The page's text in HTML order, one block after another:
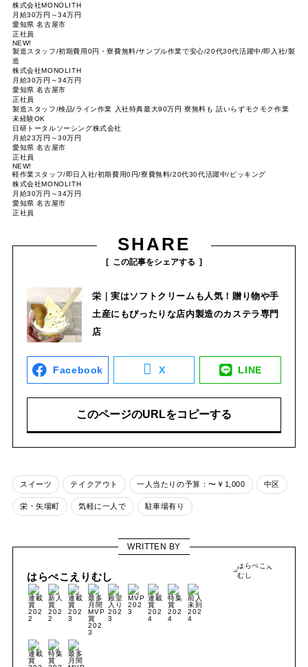
株式会社MONOLITH
月給30万円～34万円
愛知県 名古屋市
正社員
NEW!
製造スタッフ/初期費用0円・寮費無料/サンプル作業で安心/20代30代活躍中/即入社/製
造
株式会社MONOLITH
月給30万円～34万円
愛知県 名古屋市
正社員
製造スタッフ/検品/ライン作業 入社特典最大90万円 寮無料も 話いらずモクモク作業
未経験OK
日研トータルソーシング株式会社
月給23万円～30万円
愛知県 名古屋市
正社員
NEW!
軽作業スタッフ/即日入社/初期費用0円/寮費無料/20代30代活躍中/ピッキング
株式会社MONOLITH
月給30万円～34万円
愛知県 名古屋市
正社員
SHARE
この記事をシェアする
栄｜実はソフトクリームも人気！贈り物や手
土産にもぴったりな店内製造のカステラ専門
店
Facebook X LINE
このページのURLをコピーする
スイーツ テイクアウト 一人当たりの予算：〜￥1,000 中区
栄・矢場町 気軽に一人で 駐車場有り
WRITTEN BY
はらぺこえりむし